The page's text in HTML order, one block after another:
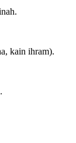
kain ihram).